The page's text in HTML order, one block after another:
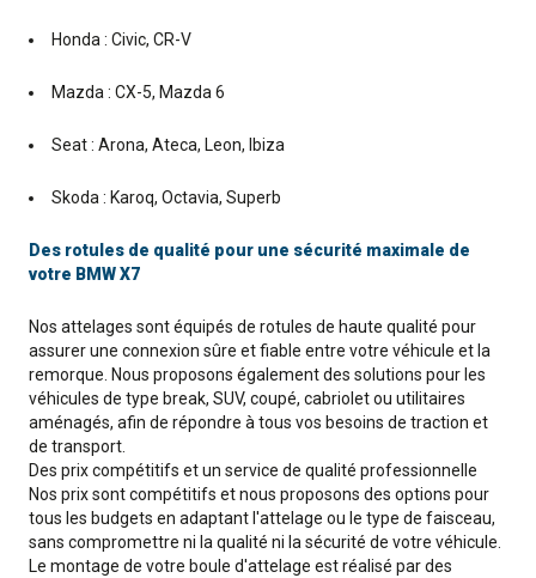
Honda : Civic, CR-V
Mazda : CX-5, Mazda 6
Seat : Arona, Ateca, Leon, Ibiza
Skoda : Karoq, Octavia, Superb
Des rotules de qualité pour une sécurité maximale de
votre BMW X7
Nos attelages sont équipés de rotules de haute qualité pour
assurer une connexion sûre et fiable entre votre véhicule et la
remorque. Nous proposons également des solutions pour les
véhicules de type break, SUV, coupé, cabriolet ou utilitaires
aménagés, afin de répondre à tous vos besoins de traction et
de transport.
Des prix compétitifs et un service de qualité professionnelle
Nos prix sont compétitifs et nous proposons des options pour
tous les budgets en adaptant l'attelage ou le type de faisceau,
sans compromettre ni la qualité ni la sécurité de votre véhicule.
Le montage de votre boule d'attelage est réalisé par des